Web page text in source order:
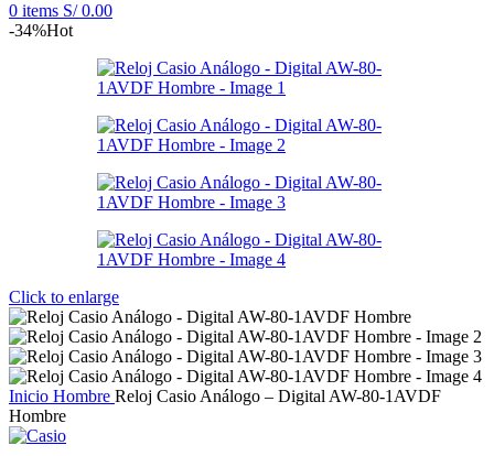
0 items S/0.00
-34%Hot
Click to enlarge
Inicio Hombre Reloj Casio Análogo – Digital AW-80-1AVDF
Hombre